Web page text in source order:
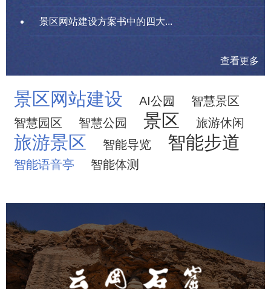
景区网站建设方案书中的四大...
查看更多
景区网站建设 AI公园
智慧景区
智慧园区
智慧公园 景区 旅游休闲
旅游景区 智能导览 智能步道
智能语音亭 智能体测
云冈石窟